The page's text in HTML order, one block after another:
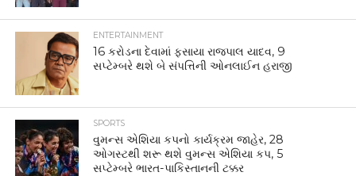
ENTERTAINMENT
16 કરોડના દેવામાં ફસાયા રાજપાલ યાદવ, 9
સપ્ટેમ્બરે થશે બે સંપત્તિની ઓનલાઈન હરાજી
SPORTS
વુમન્સ એશિયા કપનો કાર્યક્રમ જાહેર, 28
ઓગસ્ટથી શરૂ થશે વુમન્સ એશિયા કપ, 5
સપ્ટેમ્બરે ભારત-પાકિસ્તાનની ટક્કર